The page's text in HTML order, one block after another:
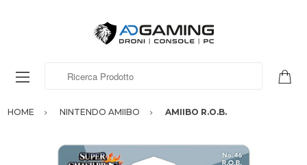
HOME NINTENDO AMIIBO AMIIBO R.O.B.